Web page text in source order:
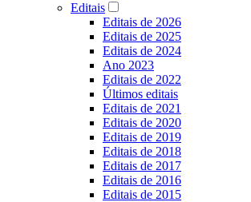
Editais
Editais de 2026
Editais de 2025
Editais de 2024
Ano 2023
Editais de 2022
Últimos editais
Editais de 2021
Editais de 2020
Editais de 2019
Editais de 2018
Editais de 2017
Editais de 2016
Editais de 2015